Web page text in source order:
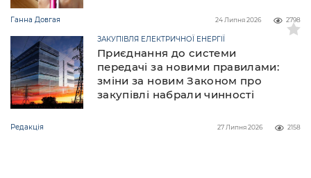
Ганна Довгая 2798
24 Липня 2026
Приєднання до системи
передачі за новими правилами:
зміни за новим Законом про
закупівлі набрали чинності
ЗАКУПІВЛЯ ЕЛЕКТРИЧНОЇ ЕНЕРГІЇ
Редакція 2158
27 Липня 2026